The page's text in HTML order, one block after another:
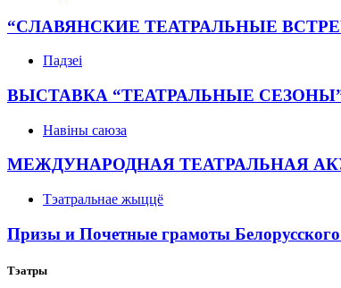
“СЛАВЯНСКИЕ ТЕАТРАЛЬНЫЕ
Падзеі
ВЫСТАВКА “ТЕАТРАЛЬНЫЕ
Навіны саюза
МЕЖДУНАРОДНАЯ ТЕАТРАЛЬНАЯ
Тэатральнае жыццё
Призы и Почетные грамоты
Тэатры